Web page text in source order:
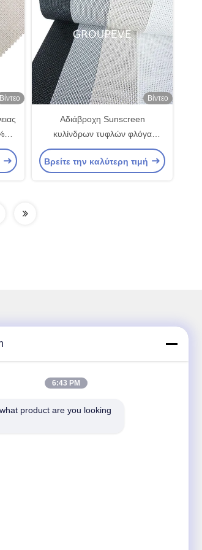
Βίντεο Βίντεο
Αδιάβροχη Sunscreen
κυλίνδρων τυφλών φλόγα
απόδειξης υφασμάτων UV -
καθυστερών
Βρείτε την καλύτερη τιμή
μας δελτίο για εκπτώσεις και
Μας
6:43 PM
product are you looking